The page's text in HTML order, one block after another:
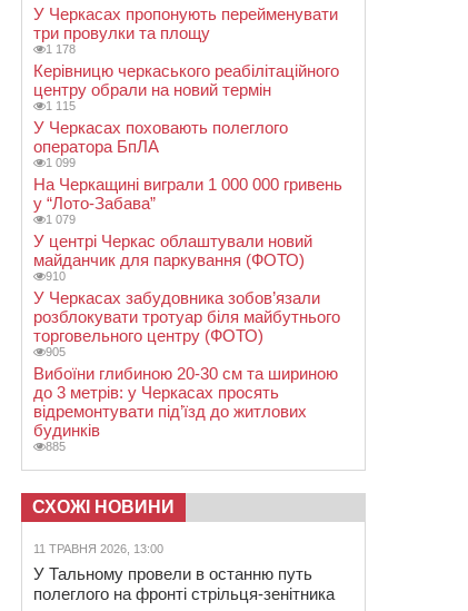
У Черкасах пропонують перейменувати
три провулки та площу
1 178
Керівницю черкаського реабілітаційного
центру обрали на новий термін
1 115
У Черкасах поховають полеглого
оператора БпЛА
1 099
На Черкащині виграли 1 000 000 гривень
у “Лото-Забава”
1 079
У центрі Черкас облаштували новий
майданчик для паркування (ФОТО)
910
У Черкасах забудовника зобов’язали
розблокувати тротуар біля майбутнього
торговельного центру (ФОТО)
905
Вибоїни глибиною 20-30 см та шириною
до 3 метрів: у Черкасах просять
відремонтувати під’їзд до житлових
будинків
885
СХОЖІ НОВИНИ
11 ТРАВНЯ 2026, 13:00
У Тальному провели в останню путь
полеглого на фронті стрільця-зенітника